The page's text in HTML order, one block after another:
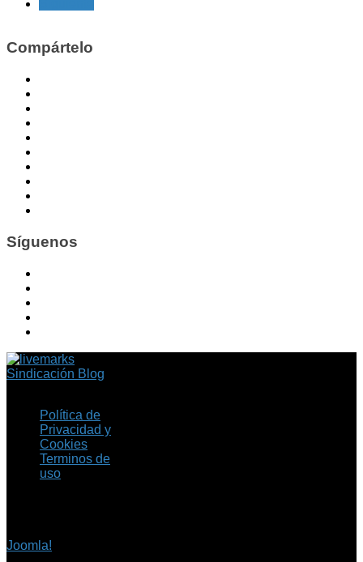
Compártelo
Síguenos
Sindicación Blog
Política de
Privacidad y
Cookies
Terminos de
uso
Joomla!